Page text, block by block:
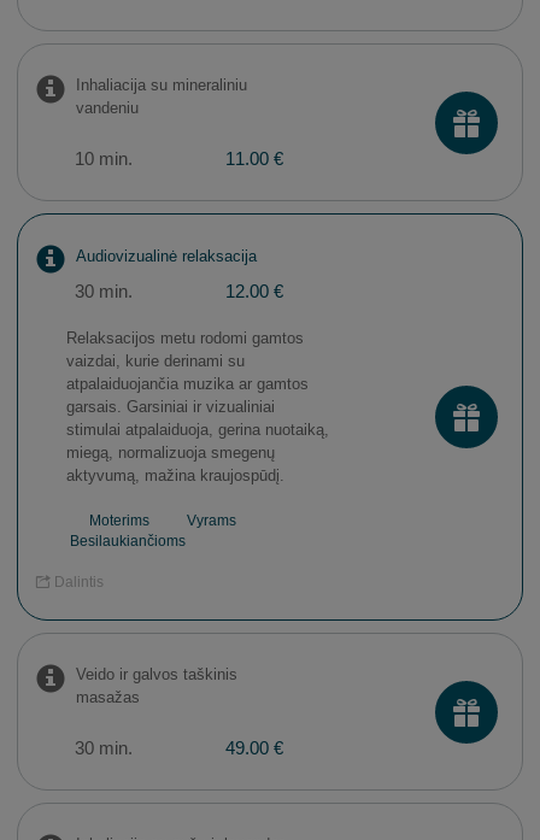
Inhaliacija su mineraliniu
vandeniu
10 min. 11.00 €
Audiovizualinė relaksacija
30 min. 12.00 €
Relaksacijos metu rodomi gamtos
vaizdai, kurie derinami su
atpalaiduojančia muzika ar gamtos
garsais. Garsiniai ir vizualiniai
stimulai atpalaiduoja, gerina nuotaiką,
miegą, normalizuoja smegenų
aktyvumą, mažina kraujospūdį.
Moterims
Vyrams
Besilaukiančioms
Dalintis
Veido ir galvos taškinis
masažas
30 min. 49.00 €